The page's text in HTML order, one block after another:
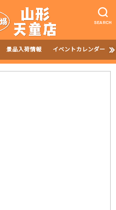
SEARCH
景品入荷情報 イベントカレンダー